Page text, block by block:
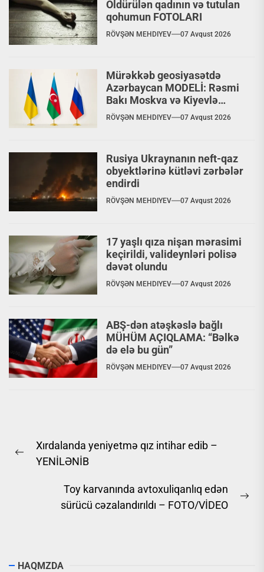
Öldürülən qadının və tutulan
qohumun FOTOLARI
RÖVŞƏN MEHDIYEV 07 Avqust 2026
Mürəkkəb geosiyasətdə
Azərbaycan MODELİ: Rəsmi
Bakı Moskva və Kiyevlə
paralel dialoq aparır
RÖVŞƏN MEHDIYEV 07 Avqust 2026
Rusiya Ukraynanın neft-qaz
obyektlərinə kütləvi zərbələr
endirdi
RÖVŞƏN MEHDIYEV 07 Avqust 2026
17 yaşlı qıza nişan mərasimi
keçirildi, valideynləri polisə
dəvət olundu
RÖVŞƏN MEHDIYEV 07 Avqust 2026
ABŞ-dən atəşkəslə bağlı
MÜHÜM AÇIQLAMA: “Bəlkə
də elə bu gün”
RÖVŞƏN MEHDIYEV 07 Avqust 2026
naviqasiyası
Previous
Xırdalanda yeniyetmə qız intihar edib –
YENİLƏNİB
Toy karvanında avtoxuliqanlıq edən
sürücü cəzalandırıldı – FOTO/VİDEO
HAQMZDA